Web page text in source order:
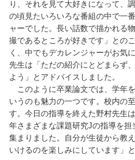
り、それを見て大好きになって、
の頃見たいろいろな番組の中で一
ャーでした。長い話数で描かれる
撮であるところが好きです」との
く、中でもデカレンジャーがお気
先生は「ただの紹介にとどまらず
よう」とアドバイスしました。
このように卒業論文では、学年
いうのも魅力の一つです。校内の
す。今日の指導を終えた野村先生
年さまざまな課題研究Jの指導を
集まりました。自分が生徒から教
いけるのを楽しみにしています」